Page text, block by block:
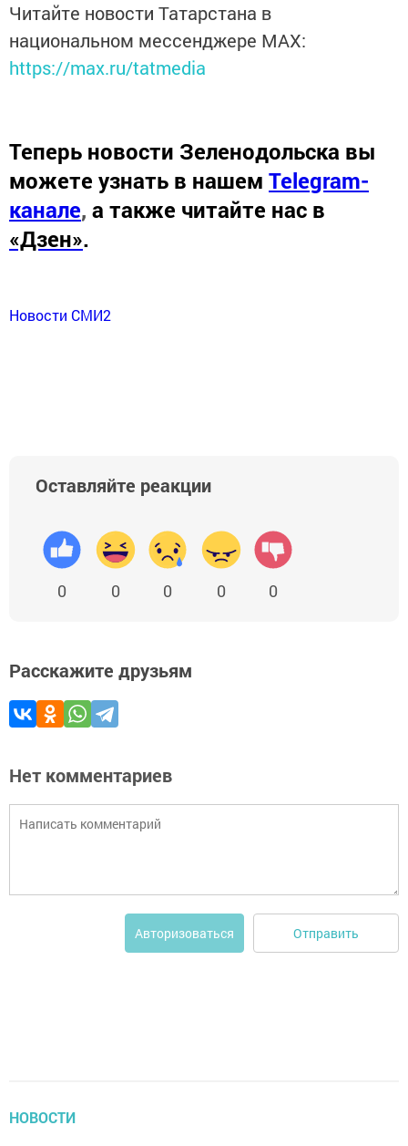
Читайте новости Татарстана в
национальном мессенджере MАХ:
https://max.ru/tatmedia
Теперь новости Зеленодольска вы
можете узнать в нашем Telegram-
канале, а также читайте нас в
«Дзен».
Новости СМИ2
Оставляйте реакции
0 0 0 0 0
Расскажите друзьям
Нет комментариев
Авторизоваться Отправить
НОВОСТИ